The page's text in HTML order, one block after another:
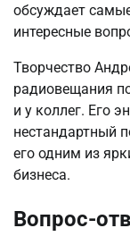
обсуждает
интересные
Творчество
радиовещания
и у коллег. Его
нестандартный
его одним из
бизнеса.
Вопрос-